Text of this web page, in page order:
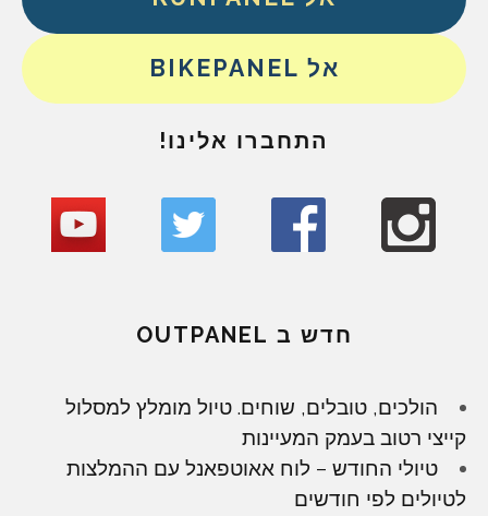
אל BIKEPANEL
התחברו אלינו!
חדש ב OUTPANEL
הולכים, טובלים, שוחים. טיול מומלץ למסלול
קייצי רטוב בעמק המעיינות
טיולי החודש – לוח אאוטפאנל עם ההמלצות
לטיולים לפי חודשים